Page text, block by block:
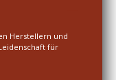
Herstellern und
für